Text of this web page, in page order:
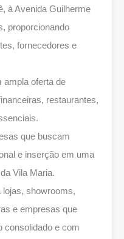
à Avenida Guilherme
proporcionando
fornecedores e
ampla oferta de
restaurantes,
que buscam
e inserção em uma
Vila Maria.
lojas, showrooms,
e empresas que
consolidado e com